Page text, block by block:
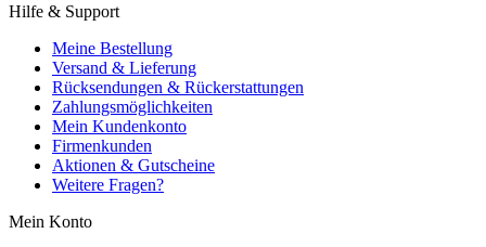
Hilfe & Support
Meine Bestellung
Versand & Lieferung
Rücksendungen & Rückerstattungen
Zahlungsmöglichkeiten
Mein Kundenkonto
Firmenkunden
Aktionen & Gutscheine
Weitere Fragen?
Mein Konto